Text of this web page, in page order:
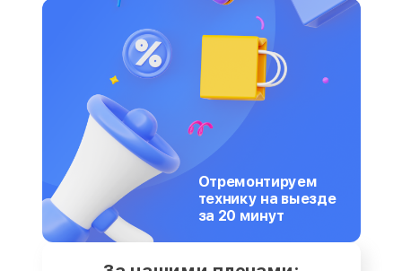
Отремонтируем
технику на выезде
за 20 минут